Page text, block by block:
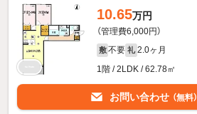
10.65万円
（管理費6,000円）
敷 不要 礼 2.0ヶ月
1階 / 2LDK / 62.78㎡
お問い合わせ （無料）